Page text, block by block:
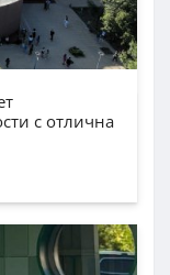
с отлична